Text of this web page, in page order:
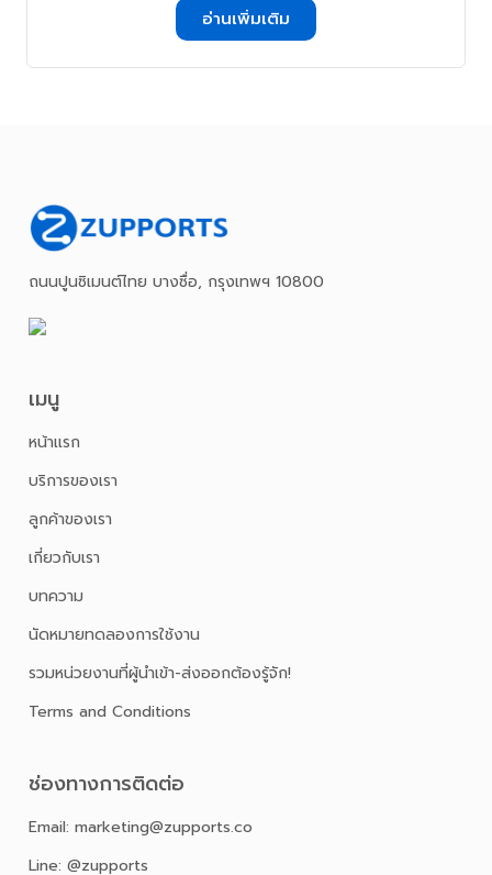
อ่านเพิ่มเติม
ถนนปูนซิเมนต์ไทย บางซื่อ, กรุงเทพฯ 10800
เมนู
หน้าเเรก
บริการของเรา
ลูกค้าของเรา
เกี่ยวกับเรา
บทความ
นัดหมายทดลองการใช้งาน
รวมหน่วยงานที่ผู้นำเข้า-ส่งออกต้องรู้จัก!
Terms and Conditions
ช่องทางการติดต่อ
Email: marketing@zupports.co
Line: @zupports